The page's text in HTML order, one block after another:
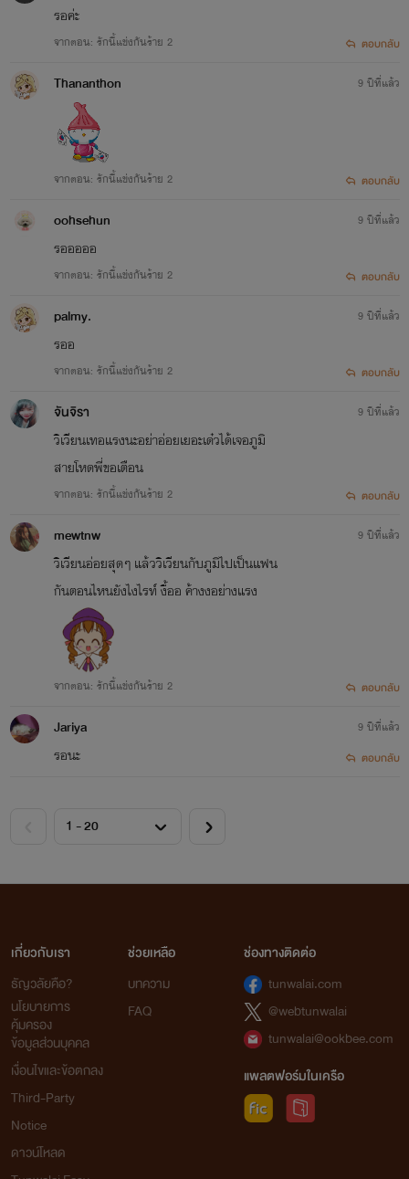
นกฮูกแคระ
รอค่ะ
จากตอน: รักนี้แข่งกันร้าย 2 ตอบกลับ
Thananthon
จากตอน: รักนี้แข่งกันร้าย 2
9 ปีที่แล้ว
ตอบกลับ
oohsehun
รอออออ
จากตอน: รักนี้แข่งกันร้าย 2
9 ปีที่แล้ว
ตอบกลับ
palmy.
รออ
จากตอน: รักนี้แข่งกันร้าย 2
9 ปีที่แล้ว
ตอบกลับ
จันจิรา
วิเวียนเทอแรงนะอย่าอ่อยเยอะเด๋วได้เจอภูมิ
สายโหดพี่ขอเตือน
จากตอน: รักนี้แข่งกันร้าย 2
9 ปีที่แล้ว
ตอบกลับ
mewtnw
วิเวียนอ่อยสุดๆ แล้ววิเวียนกับภูมิไปเป็นแฟน
กันตอนไหนยังไงไรท์ งื้ออ ค้างงอย่างแรง
จากตอน: รักนี้แข่งกันร้าย 2
9 ปีที่แล้ว
ตอบกลับ
Jariya
รอนะ
9 ปีที่แล้ว
ตอบกลับ
เกี่ยวกับเรา
ธัญวลัยคือ?
นโยบายการ
คุ้มครอง
ข้อมูลส่วนบุคคล
เงื่อนไขและข้อตกลง
Third-Party
Notice
ดาวน์โหลด
ช่วยเหลือ
บทความ
FAQ
ช่องทางติดต่อ
tunwalai.com
@webtunwalai
tunwalai@ookbee.com
แพลตฟอร์มในเครือ